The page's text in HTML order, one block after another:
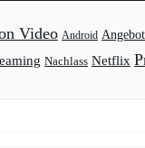
Video Android Angebot
Nachlass Netflix